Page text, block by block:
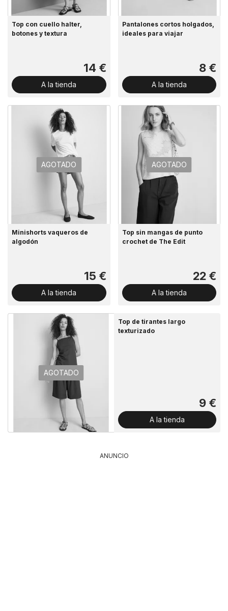
Top con cuello halter,
botones y textura
14 €
A la tienda
Pantalones cortos holgados,
ideales para viajar
8 €
A la tienda
AGOTADO
Minishorts vaqueros de
algodón
15 €
A la tienda
AGOTADO
Top sin mangas de punto
crochet de The Edit
22 €
A la tienda
AGOTADO
Top de tirantes largo
texturizado
9 €
A la tienda
ANUNCIO